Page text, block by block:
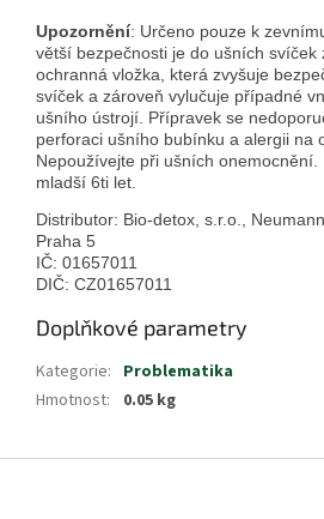
Upozornění: Určeno pouze k
větší bezpečnosti je do ušních svíček
ochranná vložka, která zvyšuje
svíček a zároveň vylučuje případné
ušního ústrojí. Přípravek se
perforaci ušního bubínku a alergii na
Nepoužívejte při ušních onemocnění.
mladší 6ti let.
Distributor: Bio-detox, s.r.o.,
Praha 5
IČ: 01657011
DIČ: CZ01657011
Doplňkové parametry
Kategorie: Problematika
Hmotnost: 0.05 kg